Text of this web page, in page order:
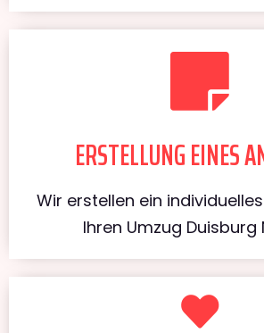
ERSTELLUNG EINES
Wir erstellen ein
Ihren Umzug Duisburg